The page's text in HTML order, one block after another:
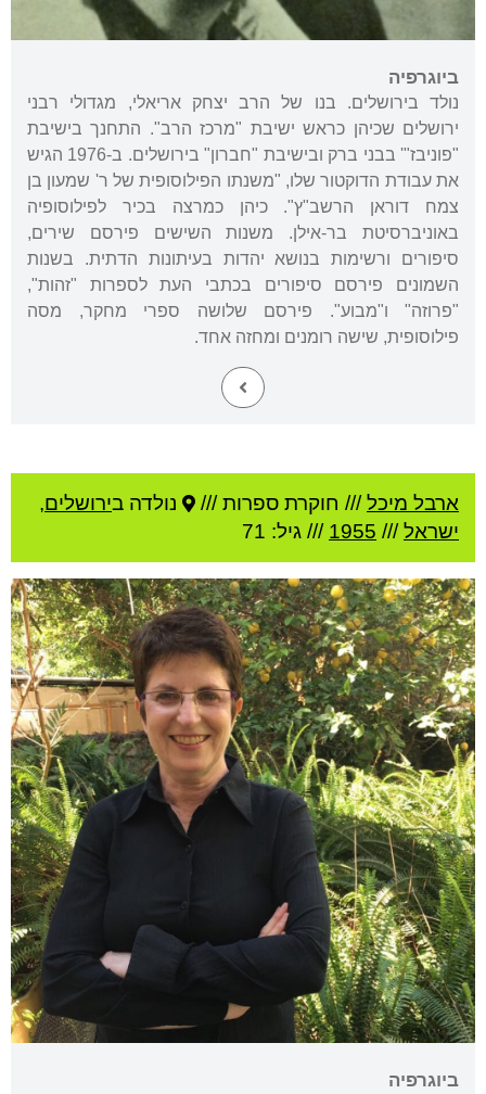
ביוגרפיה
נולד בירושלים. בנו של הרב יצחק אריאלי, מגדולי רבני
ירושלים שכיהן כראש ישיבת "מרכז הרב". התחנך בישיבת
"פוניבז"' בבני ברק ובישיבת "חברון" בירושלים. ב-1976 הגיש
את עבודת הדוקטור שלו, "משנתו הפילוסופית של ר' שמעון בן
צמח דוראן הרשב"ץ". כיהן כמרצה בכיר לפילוסופיה
באוניברסיטת בר-אילן. משנות השישים פירסם שירים,
סיפורים ורשימות בנושא יהדות בעיתונות הדתית. בשנות
השמונים פירסם סיפורים בכתבי העת לספרות "זהות",
"פרוזה" ו"מבוע". פירסם שלושה ספרי מחקר, מסה
פילוסופית, שישה רומנים ומחזה אחד.
ארבל מיכל/// חוקרת ספרות /// נולדה בירושלים,
ישראל///
1955 /// גיל: 71
ביוגרפיה